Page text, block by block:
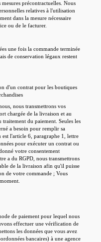
précontractuelles. Nous
relatives à l'utilisation
dans la mesure nécessaire
ou de le facturer.
une fois la commande terminée
de conservation légaux restent
d'un contrat pour les boutiques
nous transmettrons vos
chargée de la livraison et au
traitement du paiement. Seules les
a besoin pour remplir sa
l'article 6, paragraphe 1, lettre
pour exécuter un contrat ou
votre consentement
a du RGPD, nous transmettrons
de la livraison afin qu'il puisse
de votre commande ; Vous
de paiement pour lequel nous
effectuer une vérification de
les données que vous avez
bancaires) à une agence